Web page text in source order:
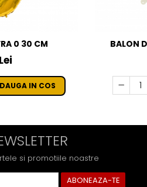
0 30 CM
IN COS
BALON
si promotiile noastre